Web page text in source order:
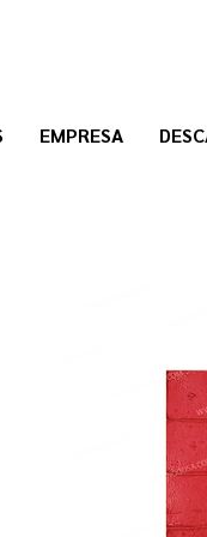
EMPRESA